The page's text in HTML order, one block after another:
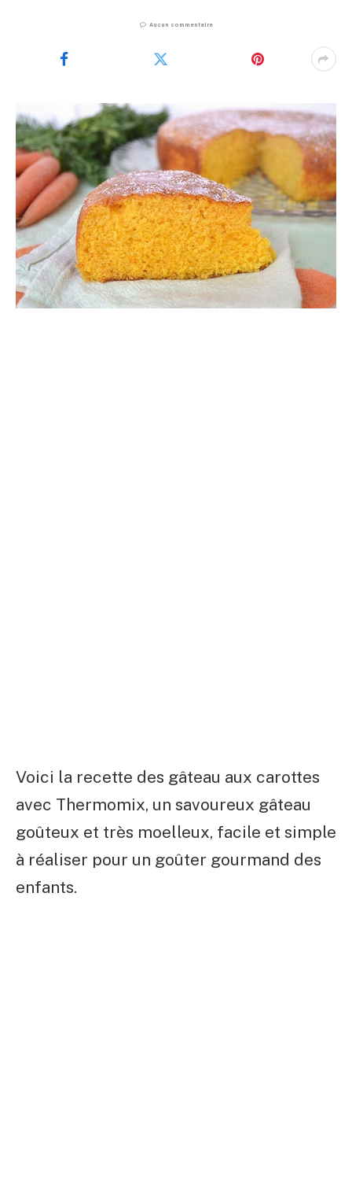
Aucun commentaire
Voici la recette des gâteau aux carottes
avec Thermomix, un savoureux gâteau
goûteux et très moelleux, facile et simple
à réaliser pour un goûter gourmand des
enfants.